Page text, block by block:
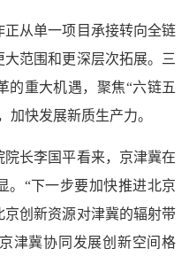
从单一项目承接转向全链
范围和更深层次拓展。三
的重大机遇，聚焦“六链五
加快发展新质生产力。
长李国平看来，京津冀在
。“下一步要加快推进北京
京创新资源对津冀的辐射带
津冀协同发展创新空间格